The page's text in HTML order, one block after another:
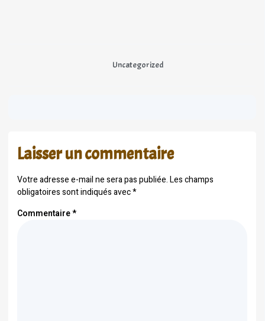
Uncategorized
Laisser un commentaire
Votre adresse e-mail ne sera pas publiée.Les champs
obligatoires sont indiqués avec*
Commentaire*